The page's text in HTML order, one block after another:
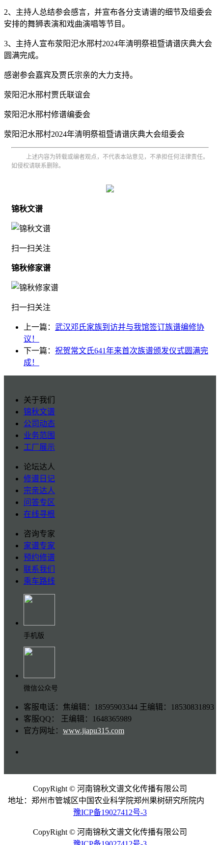
2、主持人总结参会感言，并宣布各分支请谱的细节及组委会
安排的舞狮表演和戏曲演唱等节目。
3、主持人宣布荥阳汜水邢村2024年清明祭祖暨请谱庆典大会
圆满完成。
感谢参会嘉宾及贾氏宗亲的大力支持。
荥阳汜水邢村贾氏联谊会
荥阳汜水邢村修谱编委会
荥阳汜水邢村2024年清明祭祖暨请谱庆典大会组委会
上述内容为转载或编者观点，不代表本站意见，不承担任何法律责任。
如侵权请联系删除。
锦秋文谱
扫一扫关注
锦秋修家谱
扫一扫关注
上一篇： 武汉邓氏家族到访并与我馆签订族谱编修协
议！
下一篇： 祝贺常文氏641年来首次族谱颁发仪式圆满完
成！
关于我们
锦秋文谱
公司动态
业务范围
工厂展示
论坛达人
修谱日记
宗亲达人
问答专区
在线寻根
咨询专家
家谱专家
预约修谱
联系我们
乘车路线
手机版
微信公众号
客服电话：焦编辑：18595903344 王编辑：18530831893
客服QQ： 王编辑：1648365989
官方网址： www.jiapu315.com
CopyRight © 河南锦秋文谱文化传播有限公司
地址：郑州市管城区中国农业科学院郑州果树研究所院内
豫ICP备19027412号-3
CopyRight © 河南锦秋文谱文化传播有限公司